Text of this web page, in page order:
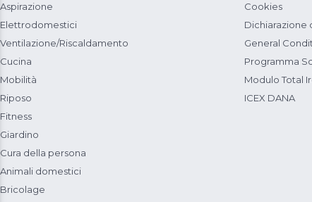
Aspirazione
Elettrodomestici
Ventilazione/Riscaldamento
Cucina
Mobilità
Riposo
Fitness
Giardino
Cura della persona
Animali domestici
Bricolage
Cookies
Dichiarazione
General
Programma
Modulo Total
ICEX DANA